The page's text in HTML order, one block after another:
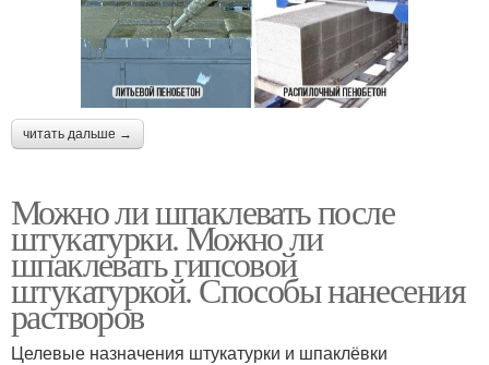
читать дальше →
Можно ли шпаклевать после
штукатурки. Можно ли
шпаклевать гипсовой
штукатуркой. Способы нанесения
растворов
Целевые назначения штукатурки и шпаклёвки